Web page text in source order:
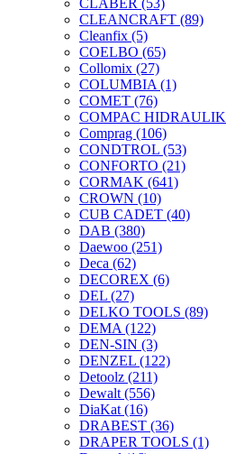
CLABER (53)
CLEANCRAFT (89)
Cleanfix (5)
COELBO (65)
Collomix (27)
COLUMBIA (1)
COMET (76)
COMPAC HIDRAULIK
Comprag (106)
CONDTROL (53)
CONFORTO (21)
CORMAK (641)
CROWN (10)
CUB CADET (40)
DAB (380)
Daewoo (251)
Deca (62)
DECOREX (6)
DEL (27)
DELKO TOOLS (89)
DEMA (122)
DEN-SIN (3)
DENZEL (122)
Detoolz (211)
Dewalt (556)
DiaKat (16)
DRABEST (36)
DRAPER TOOLS (1)